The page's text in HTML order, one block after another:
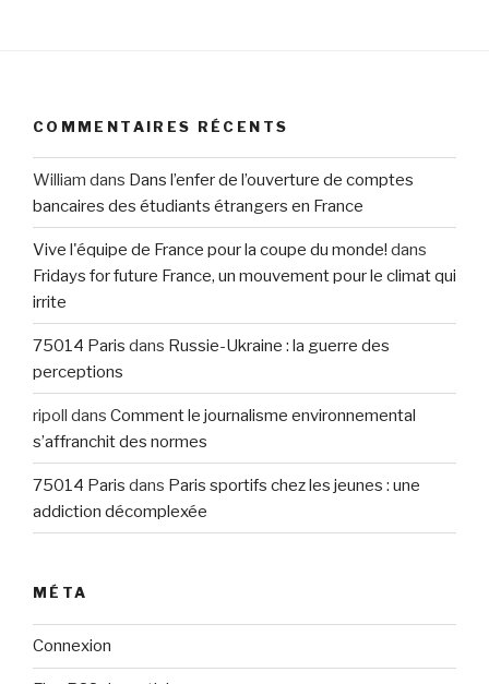
COMMENTAIRES RÉCENTS
William dans Dans l’enfer de l’ouverture de comptes
bancaires des étudiants étrangers en France
Vive l'équipe de France pour la coupe du monde! dans
Fridays for future France, un mouvement pour le climat qui
irrite
75014 Paris dans Russie-Ukraine : la guerre des
perceptions
ripoll dans Comment le journalisme environnemental
s’affranchit des normes
75014 Paris dans Paris sportifs chez les jeunes : une
addiction décomplexée
MÉTA
Connexion